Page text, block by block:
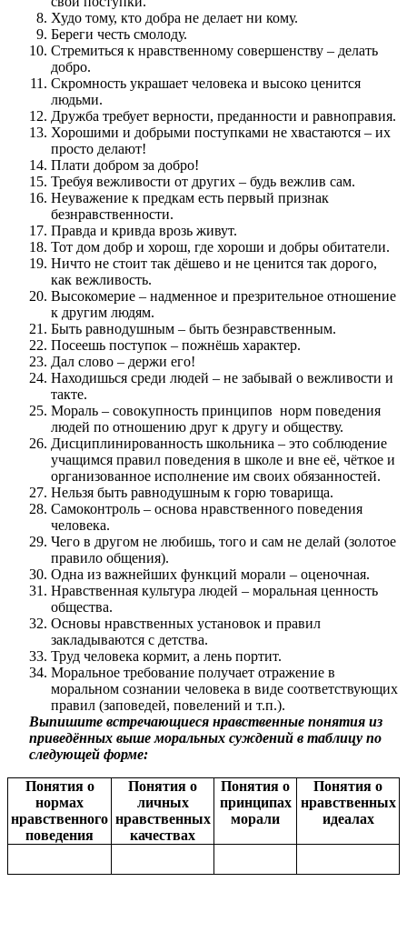
Худо тому, кто добра не делает ни кому.
Береги честь смолоду.
Стремиться к нравственному совершенству – делать
добро.
Скромность украшает человека и высоко ценится
людьми.
Дружба требует верности, преданности и равноправия.
Хорошими и добрыми поступками не хвастаются – их
просто делают!
Плати добром за добро!
Требуя вежливости от других – будь вежлив сам.
Неуважение к предкам есть первый признак
безнравственности.
Правда и кривда врозь живут.
Тот дом добр и хорош, где хороши и добры обитатели.
Ничто не стоит так дёшево и не ценится так дорого,
как вежливость.
Высокомерие – надменное и презрительное отношение
к другим людям.
Быть равнодушным – быть безнравственным.
Посеешь поступок – пожнёшь характер.
Дал слово – держи его!
Находишься среди людей – не забывай о вежливости и
такте.
Мораль – совокупность принципов норм поведения
людей по отношению друг к другу и обществу.
Дисциплинированность школьника – это соблюдение
учащимся правил поведения в школе и вне её, чёткое и
организованное исполнение им своих обязанностей.
Нельзя быть равнодушным к горю товарища.
Самоконтроль – основа нравственного поведения
человека.
Чего в другом не любишь, того и сам не делай (золотое
правило общения).
Одна из важнейших функций морали – оценочная.
Нравственная культура людей – моральная ценность
общества.
Основы нравственных установок и правил
закладываются с детства.
Труд человека кормит, а лень портит.
Моральное требование получает отражение в
моральном сознании человека в виде соответствующих
правил (заповедей, повелений и т.п.).
Выпишите встречающиеся нравственные понятия из
приведённых выше моральных суждений в таблицу по
следующей форме:
Понятия о
нормах
нравственного
поведения
Понятия о
личных
нравственных
качествах
Понятия о
принципах
морали
Понятия о
нравственных
идеалах